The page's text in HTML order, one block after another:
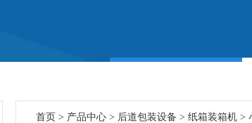
首页 > 产品中心 > 后道包装设备 > 纸箱装箱机 >